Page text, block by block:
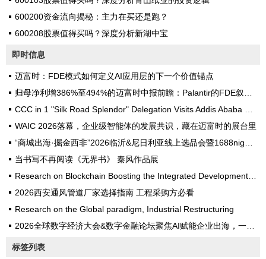
600200资金流向揭秘：主力在买还是跑？
600208股票值得买吗？深度分析新湖中宝
即时信息
迈富时：FDE模式如何定义AI应用层的下一个价值锚点
归母净利增386%至494%的迈富时中报前瞻：Palantir的FDE叙事能否在不同场景复刻？
CCC in 1 "Silk Road Splendor" Delegation Visits Addis Ababa University
WAIC 2026落幕，企业级智能体的发展共识，藏在迈富时的展台里
“商城出海·掘金西非”2026临沂&尼日利亚线上选品会暨1688nigeria一站式出海论坛圆满落幕
当书写不再阅读《无界书》 秦风作品展
Research on Blockchain Boosting the Integrated Development of the Digital Economy and Real Economy
2026西安通风管道厂家选择指南 工程采购方必看
Research on the Global paradigm, Industrial Restructuring
2026全球数字经济大会&数字金融论坛聚焦AI赋能企业出海，一窥迈富时全栈Token工厂的前瞻性
标签列表